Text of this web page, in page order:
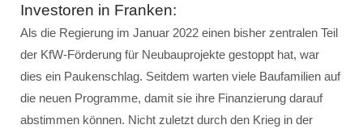
Investoren in Franken:
Als die Regierung im Januar 2022 einen bisher zentralen Teil
der KfW-Förderung für Neubauprojekte gestoppt hat, war
dies ein Paukenschlag. Seitdem warten viele Baufamilien auf
die neuen Programme, damit sie ihre Finanzierung darauf
abstimmen können. Nicht zuletzt durch den Krieg in der